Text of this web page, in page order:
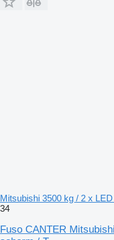
Mitsubishi 3500 kg / 2 x
34
Fuso CANTER